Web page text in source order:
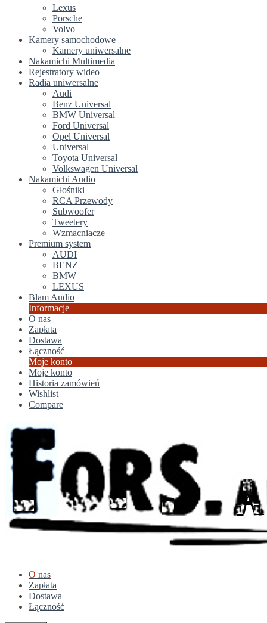
Lexus
Porsche
Volvo
Kamery samochodowe
Kamery uniwersalne
Nakamichi Multimedia
Rejestratory wideo
Radia uniwersalne
Audi
Benz Universal
BMW Universal
Ford Universal
Opel Universal
Universal
Toyota Universal
Volkswagen Universal
Nakamichi Audio
Głośniki
RCA Przewody
Subwoofer
Tweetery
Wzmacniacze
Premium system
AUDI
BENZ
BMW
LEXUS
Blam Audio
Informacje
O nas
Zapłata
Dostawa
Łączność
Moje konto
Moje konto
Historia zamówień
Wishlist
Compare
O nas
Zapłata
Dostawa
Łączność